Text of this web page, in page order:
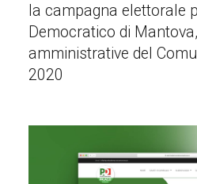
la campagna elettorale
Democratico di
amministrative del
2020